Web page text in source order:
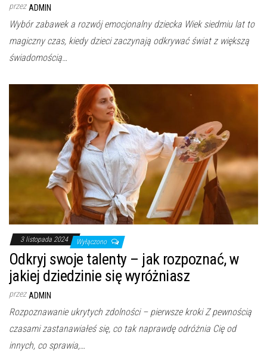
przez ADMIN
Wybór zabawek a rozwój emocjonalny dziecka Wiek siedmiu lat to
magiczny czas, kiedy dzieci zaczynają odkrywać świat z większą
świadomością…
3 listopada 2024 Wyłączono
Odkryj swoje talenty – jak rozpoznać, w
jakiej dziedzinie się wyróżniasz
przez ADMIN
Rozpoznawanie ukrytych zdolności – pierwsze kroki Z pewnością
czasami zastanawiałeś się, co tak naprawdę odróżnia Cię od
innych, co sprawia,…